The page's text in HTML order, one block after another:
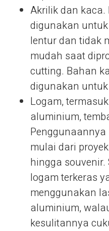
Akrilik dan
digunakan
lentur dan tidak
mudah saat
cutting. Bahan
digunakan
Logam,
aluminium,
mulai dari
hingga
logam terkeras
menggunakan
aluminium,
kesulitannya